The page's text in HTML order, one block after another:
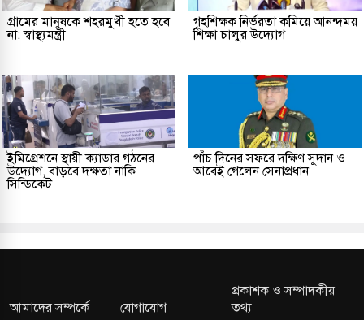
গ্রামের মানুষকে শহরমুখী হতে হবে
না: স্বাস্থ্যমন্ত্রী
গৃহশিক্ষক নির্ভরতা কমিয়ে আনন্দময়
শিক্ষা চালুর উদ্যোগ
ইমিগ্রেশনে স্থায়ী ক্যাডার গঠনের
উদ্যোগ, বাড়বে দক্ষতা নাকি
সিন্ডিকেট
পাঁচ দিনের সফরে দক্ষিণ সুদান ও
আবেই গেলেন সেনাপ্রধান
আমাদের সম্পর্কে যোগাযোগ
প্রকাশক ও সম্পাদকীয়
তথ্য